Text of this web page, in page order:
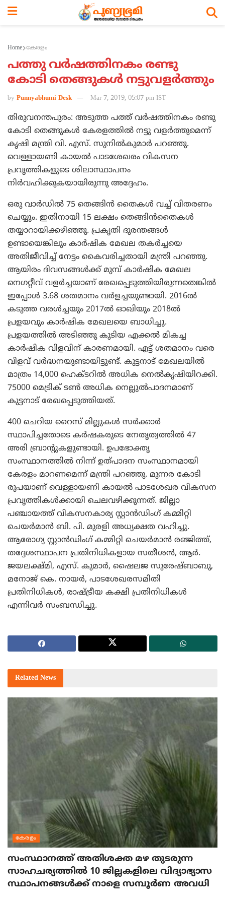
Home കേരളം
പത്തു വര്‍ഷത്തിനകം രണ്ടു
കോടി തെങ്ങുകള്‍ നട്ടുവളര്‍ത്തും
by Punnyabhumi Desk Mar 7, 2019, 05:07 pm IST
തിരുവനന്തപുരം: അടുത്ത പത്ത് വര്‍ഷത്തിനകം രണ്ടു
കോടി തെങ്ങുകള്‍ കേരളത്തില്‍ നട്ടു വളര്‍ത്തുമെന്ന്
കൃഷി മന്ത്രി വി. എസ്. സുനില്‍കുമാര്‍ പറഞ്ഞു.
വെള്ളായണി കായല്‍ പാടശേഖരം വികസന
പ്രവൃത്തികളുടെ ശിലാസ്ഥാപനം
നിര്‍വഹിക്കുകയായിരുന്നു അദ്ദേഹം.
ഒരു വാര്‍ഡില്‍ 75 തെങ്ങിന്‍ തൈകള്‍ വച്ച് വിതരണം
ചെയ്യും. ഇതിനായി 15 ലക്ഷം തെങ്ങിന്‍തൈകള്‍
തയ്യാറായിക്കഴിഞ്ഞു. പ്രകൃതി ദുരന്തങ്ങള്‍
ഉണ്ടായെങ്കിലും കാര്‍ഷിക മേഖല തകര്‍ച്ചയെ
അതിജീവിച്ച് നേട്ടം കൈവരിച്ചതായി മന്ത്രി പറഞ്ഞു.
ആയിരം ദിവസങ്ങള്‍ക്ക് മുമ്പ് കാര്‍ഷിക മേഖല
നെഗറ്റീവ് വളര്‍ച്ചയാണ് രേഖപ്പെടുത്തിയിരുന്നതെങ്കില്‍
ഇപ്പോള്‍ 3.68 ശതമാനം വര്‍ളച്ചയുണ്ടായി. 2016ല്‍
കടുത്ത വരള്‍ച്ചയും 2017ല്‍ ഓഖിയും 2018ല്‍
പ്രളയവും കാര്‍ഷിക മേഖലയെ ബാധിച്ചു.
പ്രളയത്തില്‍ അടിഞ്ഞു കൂടിയ എക്കല്‍ മികച്ച
കാര്‍ഷിക വിളവിന് കാരണമായി. എട്ട് ശതമാനം വരെ
വിളവ് വര്‍ദ്ധനയുണ്ടായിട്ടുണ്ട്. കുട്ടനാട് മേഖലയില്‍
മാത്രം 14,000 ഹെക്ടറില്‍ അധിക നെല്‍കൃഷിയിറക്കി.
75000 മെട്രിക് ടണ്‍ അധിക നെല്ലുല്‍പാദനമാണ്
കുട്ടനാട് രേഖപ്പെടുത്തിയത്.
400 ചെറിയ റൈസ് മില്ലുകള്‍ സര്‍ക്കാര്‍
സ്ഥാപിച്ചതോടെ കര്‍ഷകരുടെ നേതൃത്വത്തില്‍ 47
അരി ബ്രാന്റുകളുണ്ടായി. ഉപഭോക്തൃ
സംസ്ഥാനത്തില്‍ നിന്ന് ഉത്പാദന സംസ്ഥാനമായി
കേരളം മാറണമെന്ന് മന്ത്രി പറഞ്ഞു. മൂന്നര കോടി
രൂപയാണ് വെള്ളായണി കായല്‍ പാടശേഖര വികസന
പ്രവൃത്തികള്‍ക്കായി ചെലവഴിക്കുന്നത്. ജില്ലാ
പഞ്ചായത്ത് വികസനകാര്യ സ്റ്റാന്‍ഡിംഗ് കമ്മിറ്റി
ചെയര്‍മാന്‍ ബി. പി. മുരളി അധ്യക്ഷത വഹിച്ചു.
ആരോഗ്യ സ്റ്റാന്‍ഡിംഗ് കമ്മിറ്റി ചെയര്‍മാന്‍ രഞ്ജിത്ത്,
തദ്ദേശസ്ഥാപന പ്രതിനിധികളായ സതീശന്‍, ആര്‍.
ജയലക്ഷ്മി, എസ്. കുമാര്‍, ഷൈലജ സുരേഷ്ബാബു,
മനോജ് കെ. നായര്‍, പാടശേഖരസമിതി
പ്രതിനിധികള്‍, രാഷ്ട്രീയ കക്ഷി പ്രതിനിധികള്‍
എന്നിവര്‍ സംബന്ധിച്ചു.
Related News
കേരളം
സംസ്ഥാനത്ത് അതിശക്ത മഴ തുടരുന്ന
സാഹചര്യത്തിൽ 10 ജില്ലകളിലെ വിദ്യാഭ്യാസ
സ്ഥാപനങ്ങൾക്ക് നാളെ സമ്പൂർണ അവധി